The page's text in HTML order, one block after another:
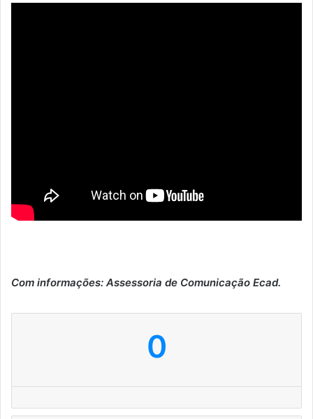
Com informações: Assessoria de Comunicação Ecad.
0